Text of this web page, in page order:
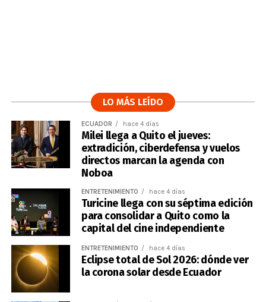
LO MÁS LEÍDO
ECUADOR hace 4 días
Milei llega a Quito el jueves:
extradición, ciberdefensa y vuelos
directos marcan la agenda con
Noboa
ENTRETENIMIENTO hace 4 días
Turicine llega con su séptima edición
para consolidar a Quito como la
capital del cine independiente
ENTRETENIMIENTO hace 4 días
Eclipse total de Sol 2026: dónde ver
la corona solar desde Ecuador